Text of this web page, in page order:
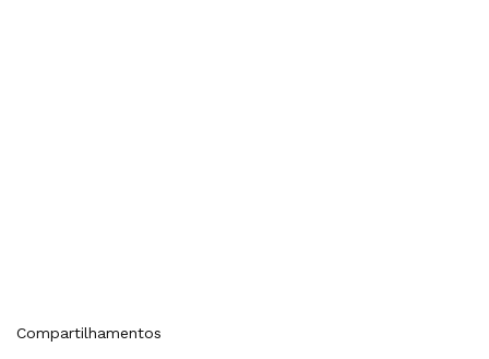
Compartilhamentos